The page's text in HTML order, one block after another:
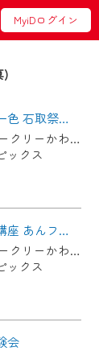
MyiDログイン
)
【川越】豊田・豊田一色 石取祭に向けて!
2025年7月21日週 ウィークリーかわごえにて放送
ックス
【川越】ハピ★ママ講座 あんフラワー製作体験レッスン
2025年7月21日週 ウィークリーかわごえにて放送
ックス
会
は2024
地域
いつ
情報